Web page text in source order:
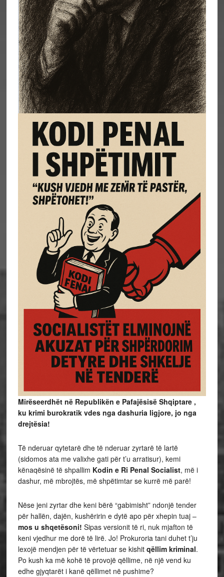
Mirëseerdhët në Republikën e Pafajësisë Shqiptare ,
ku krimi burokratik vdes nga dashuria ligjore, jo nga
drejtësia!
Të nderuar qytetarë dhe të nderuar zyrtarë të lartë
(sidomos ata me valixhe gati për t’u arratisur), kemi
kënaqësinë të shpallim Kodin e Ri Penal Socialist, më i
dashur, më mbrojtës, më shpëtimtar se kurrë më parë!
Nëse jeni zyrtar dhe keni bërë “gabimisht” ndonjë tender
për hallën, dajën, kushëririn e dytë apo për xhepin tuaj –
mos u shqetësoni! Sipas versionit të ri, nuk mjafton të
keni vjedhur me dorë të lirë. Jo! Prokuroria tani duhet t’ju
lexojë mendjen për të vërtetuar se kishit qëllim kriminal.
Po kush ka më kohë të provojë qëllime, në një vend ku
edhe gjyqtarët i kanë qëllimet në pushime?